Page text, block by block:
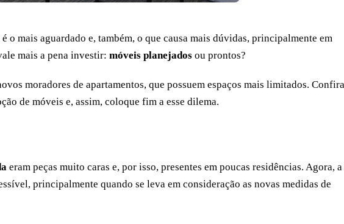
o mais aguardado e, também, o que causa mais dúvidas, principalmente em
mais a pena investir: móveis planejados ou prontos?
moradores de apartamentos, que possuem espaços mais limitados.
de móveis e, assim, coloque fim a esse dilema.
eram peças muito caras e, por isso, presentes em poucas residências. Agora, a
principalmente quando se leva em consideração as novas medidas de